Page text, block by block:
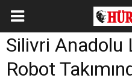
Silivri Anadolu
Robot